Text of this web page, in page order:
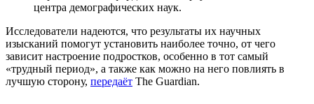
центра демографических наук.
Исследователи надеются, что результаты их научных
изысканий помогут установить наиболее точно, от чего
зависит настроение подростков, особенно в тот самый
«трудный период», а также как можно на него повлиять в
лучшую сторону, передаёт The Guardian.